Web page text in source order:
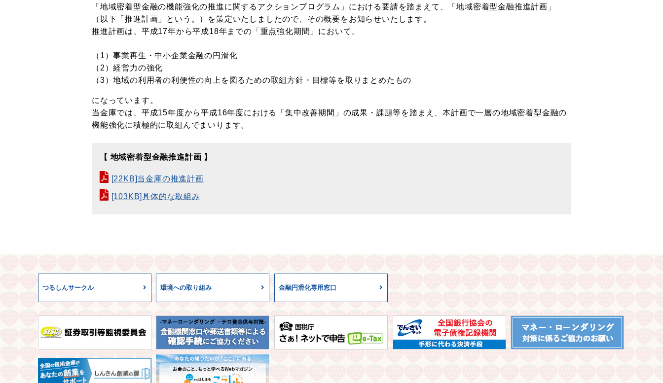
「地域密着型金融の機能強化の推進に関するアクションプログラム」における要請を踏まえて、「地域密着型金融推進計画」
（以下「推進計画」という。）を策定いたしましたので、その概要をお知らせいたします。
推進計画は、平成17年から平成18年までの「重点強化期間」において、
（1）事業再生・中小企業金融の円滑化
（2）経営力の強化
（3）地域の利用者の利便性の向上を図るための取組方針・目標等を取りまとめたもの
になっています。
当金庫では、平成15年度から平成16年度における「集中改善期間」の成果・課題等を踏まえ、本計画で一層の地域密着型金融の
機能強化に積極的に取組んでまいります。
【 地域密着型金融推進計画 】
[22KB]当金庫の推進計画
[103KB]具体的な取組み
つるしんサークル 環境への取り組み 金融円滑化専用窓口